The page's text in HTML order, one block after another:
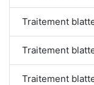
Traitement
Traitement
Traitement